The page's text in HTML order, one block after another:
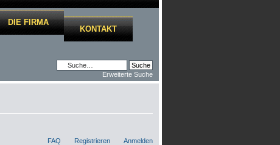
DIE FIRMA
KONTAKT
Erweiterte Suche
FAQ Registrieren Anmelden